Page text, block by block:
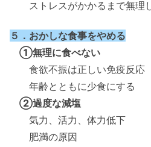
ストレスがかかるまで無理
５．おかしな食事をやめる
①無理に食べない
食欲不振は正しい免疫反応
年齢とともに少食にする
②過度な減塩
気力、活力、体力低下
肥満の原因